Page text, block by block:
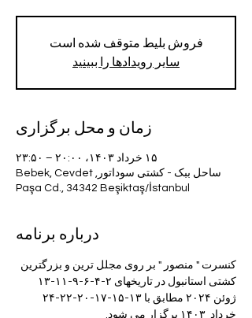
فروش بلیط متوقف شده است
سایر رویدادها را ببینید
زمان و محل برگزاری
۱۵ خرداد ۱۴۰۳، ۲۰:۰۰ – ۲۳:۵۰
ساحل ببک - کشتی سوداتور, Bebek, Cevdet
Paşa Cd., 34342 Beşiktaş/İstanbul
درباره برنامه
کنسرت " منصور " بر روی مجلل ترین و بزرگترین
خرداد  ۱۴۰۳ برگزار می شود.